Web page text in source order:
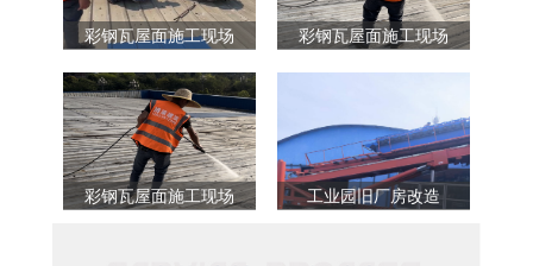
彩钢瓦屋面施工现场 彩钢瓦屋面施工现场
彩钢瓦屋面施工现场 工业园旧厂房改造